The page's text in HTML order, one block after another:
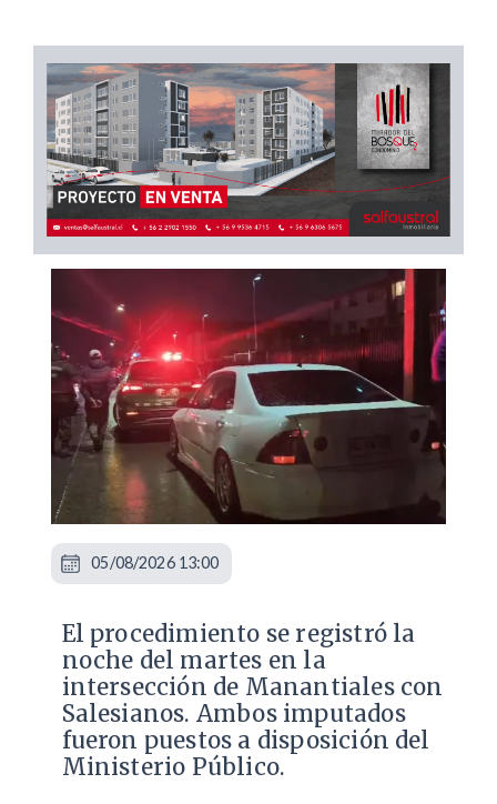
​El procedimiento se registró la
noche del martes en la
intersección de Manantiales con
Salesianos. Ambos imputados
fueron puestos a disposición del
Ministerio Público.
05/08/2026 13:00